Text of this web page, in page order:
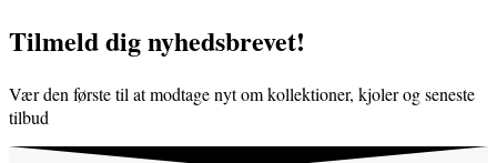
Tilmeld dig nyhedsbrevet!
Vær den første til at modtage nyt om kollektioner, kjoler og seneste
tilbud